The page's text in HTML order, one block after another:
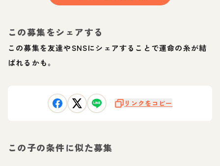
この募集をシェアする
この募集を友達やSNSにシェアすることで運命の糸が結
ばれるかも。
リンクをコピー
この子の条件に似た募集